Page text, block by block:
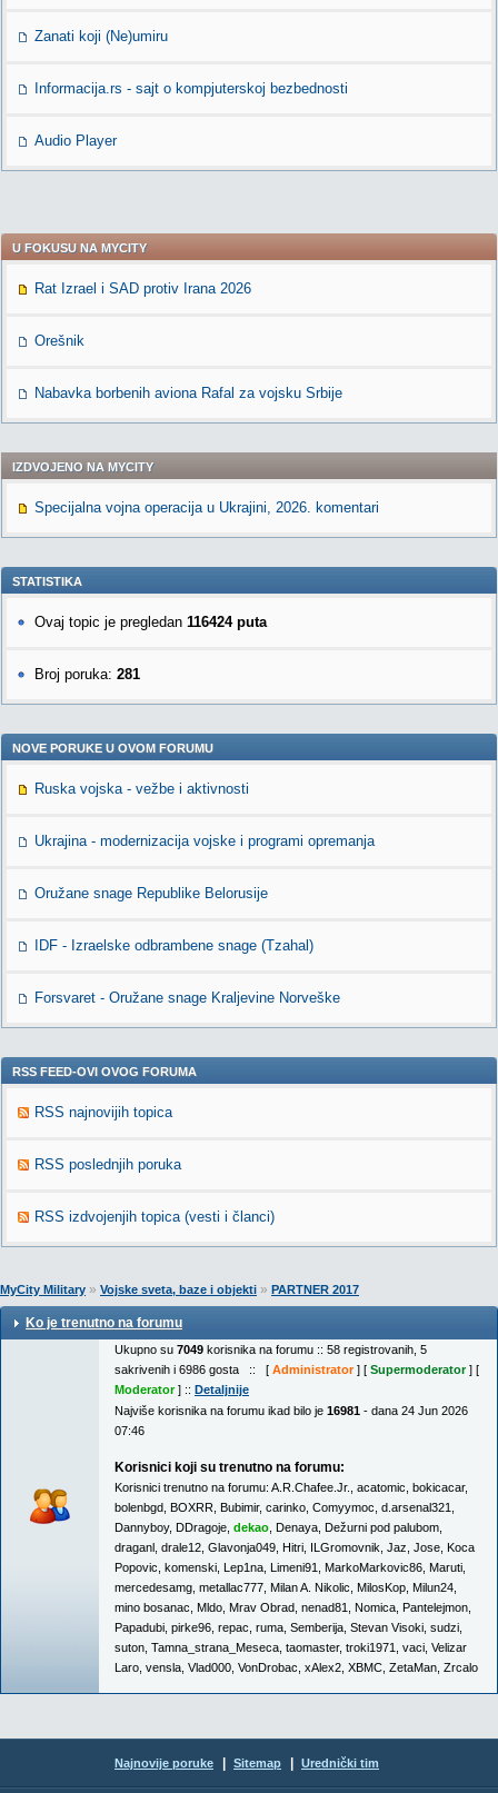
Zanati koji (Ne)umiru
Informacija.rs - sajt o kompjuterskoj bezbednosti
Audio Player
U FOKUSU NA MYCITY
Rat Izrael i SAD protiv Irana 2026
Orešnik
Nabavka borbenih aviona Rafal za vojsku Srbije
IZDVOJENO NA MYCITY
Specijalna vojna operacija u Ukrajini, 2026. komentari
STATISTIKA
Ovaj topic je pregledan 116424 puta
Broj poruka: 281
NOVE PORUKE U OVOM FORUMU
Ruska vojska - vežbe i aktivnosti
Ukrajina - modernizacija vojske i programi opremanja
Oružane snage Republike Belorusije
IDF - Izraelske odbrambene snage (Tzahal)
Forsvaret - Oružane snage Kraljevine Norveške
RSS FEED-OVI OVOG FORUMA
RSS najnovijih topica
RSS poslednjih poruka
RSS izdvojenjih topica (vesti i članci)
MyCity Military » Vojske sveta, baze i objekti » PARTNER 2017
Ko je trenutno na forumu
Ukupno su 7049 korisnika na forumu :: 58 registrovanih, 5
sakrivenih i 6986 gosta :: [ Administrator] [ Supermoderator] [
Moderator] :: Detaljnije
Najviše korisnika na forumu ikad bilo je 16981 - dana 24 Jun 2026
07:46
Korisnici koji su trenutno na forumu:
Korisnici trenutno na forumu: A.R.Chafee.Jr. acatomic bokicacar,
bolenbgd BOXRR Bubimir, carinko Comyymoc d.arsenal321
Dannyboy, DDragoje dekao Denaya Dežurni pod palubom
draganl drale12 Glavonja049 Hitri ILGromovnik Jaz Jose Koca
Popovic komenski Lep1na Limeni91 MarkoMarkovic86 Maruti
mercedesamg metallac777 Milan A. Nikolic MilosKop Milun24
mino bosanac Mldo Mrav Obrad nenad81 Nomica Pantelejmon
Papadubi pirke96 repac ruma Semberija Stevan Visoki sudzi
suton Tamna_strana_Meseca taomaster, troki1971 vaci Velizar
Laro vensla Vlad000 VonDrobac xAlex2 XBMC ZetaMan Zrcalo
Najnovije poruke Sitemap Urednički tim